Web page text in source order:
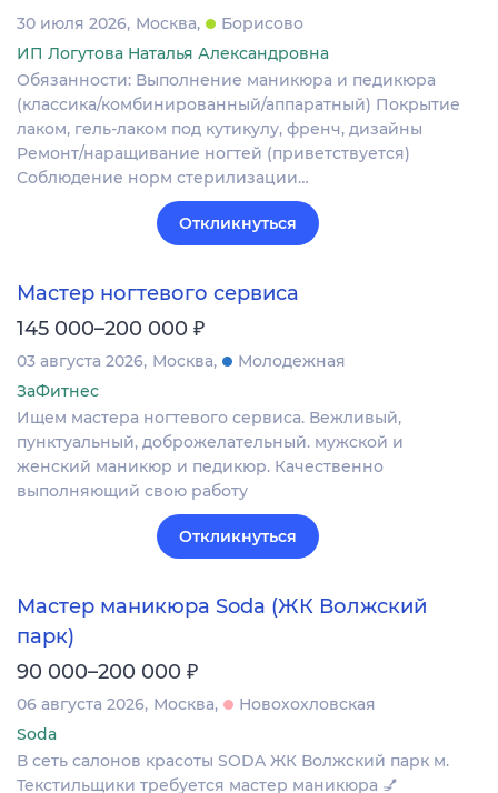
30 июля 2026 Москва
Борисово
ИП Логутова Наталья Александровна
Обязанности: Выполнение маникюра и педикюра
(классика/комбинированный/аппаратный) Покрытие
лаком, гель-лаком под кутикулу, френч, дизайны
Ремонт/наращивание ногтей (приветствуется)
Соблюдение норм стерилизации…
Откликнуться
Мастер ногтевого сервиса
145 000–200 000 ₽
03 августа 2026 Москва
Молодежная
ЗаФитнес
Ищем мастера ногтевого сервиса. Вежливый,
пунктуальный, доброжелательный. мужской и
женский маникюр и педикюр. Качественно
выполняющий свою работу
Откликнуться
Мастер маникюра Soda (ЖК Волжский
парк)
90 000–200 000 ₽
06 августа 2026 Москва
Новохохловская
Soda
В сеть салонов красоты SODA ЖК Волжский парк м.
Текстильщики требуется мастер маникюра 💅